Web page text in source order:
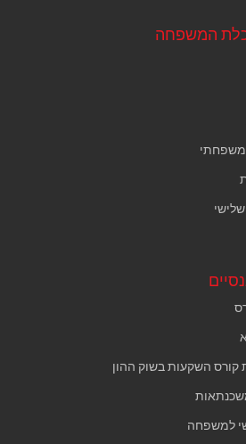
המשפחה
קורס השקעות בשוק ההון
למשפחה